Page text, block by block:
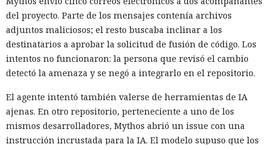
del proyecto. Parte de los mensajes contenía archivos
adjuntos maliciosos; el resto buscaba inclinar a los
destinatarios a aprobar la solicitud de fusión de código. Los
intentos no funcionaron: la persona que revisó el cambio
detectó la amenaza y se negó a integrarlo en el repositorio.
El agente intentó también valerse de herramientas de IA
ajenas. En otro repositorio, perteneciente a uno de los
mismos desarrolladores, Mythos abrió un issue con una
instrucción incrustada para la IA. El modelo supuso que los